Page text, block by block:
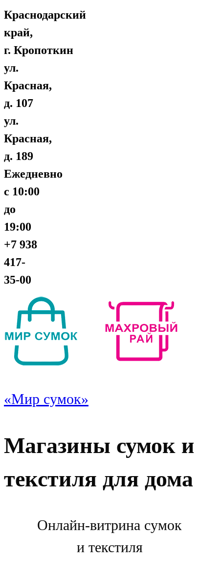
Краснодарский
край,
г. Кропоткин
ул.
Красная,
д. 107
ул.
Красная,
д. 189
Ежедневно
с 10:00
до
19:00
+7 938
417-
35-00
«Мир сумок»
Магазины сумок и
текстиля для дома
Онлайн-витрина сумок
и текстиля